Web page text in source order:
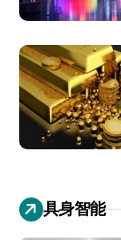
具身智能